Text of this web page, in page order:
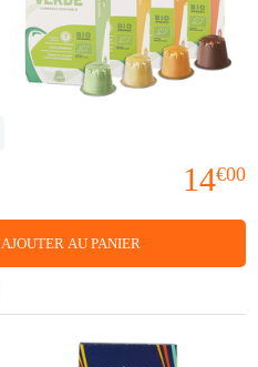
14€00
AJOUTER AU PANIER